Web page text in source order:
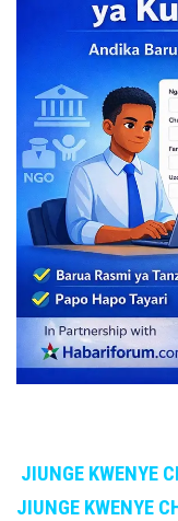
JIUNGE KWENYE
JIUNGE KWENYE